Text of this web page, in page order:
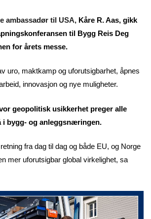
ambassadør til USA, Kåre R. Aas, gikk
til Bygg Reis Deg
for årets messe.
uro, maktkamp og uforutsigbarhet, åpnes
innovasjon og nye muligheter.
geopolitisk usikkerhet preger alle
i bygg- og anleggsnæringen.
fra dag til dag og både EU, og Norge
mer uforutsigbar global virkelighet, sa